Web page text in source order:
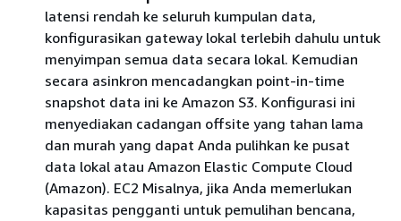
latensi rendah ke seluruh kumpulan data,
konfigurasikan gateway lokal terlebih dahulu untuk
menyimpan semua data secara lokal. Kemudian
secara asinkron mencadangkan point-in-time
snapshot data ini ke Amazon S3. Konfigurasi ini
menyediakan cadangan offsite yang tahan lama
dan murah yang dapat Anda pulihkan ke pusat
data lokal atau Amazon Elastic Compute Cloud
(Amazon). EC2 Misalnya, jika Anda memerlukan
kapasitas pengganti untuk pemulihan bencana,